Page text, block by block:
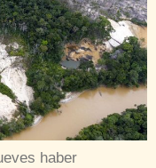
haber